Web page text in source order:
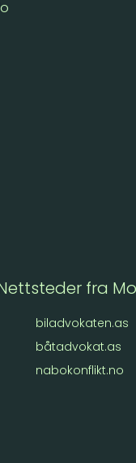
fra
biladvokaten.as
båtadvokat.as
nabokonflikt.no